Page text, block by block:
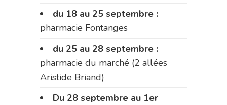
du 18 au 25 septembre :
pharmacie Fontanges
du 25 au 28 septembre :
pharmacie du marché (2 allées
Aristide Briand)
Du 28 septembre au 1er